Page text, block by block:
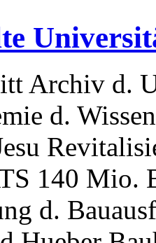
Archiv d.
d.
140 Mio.
d.